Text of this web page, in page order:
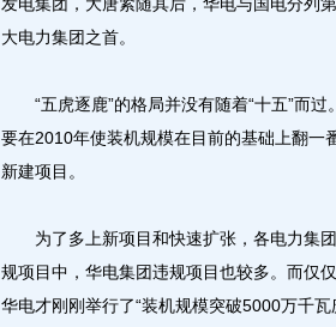
大电力集团之首。
“五虎逐鹿”的格局并没有随着“十五”而过
要在2010年使装机规模在目前的基础上翻一
新建项目。
为了多上新项目和快速扩张，各电力集团
规项目中，华电集团违规项目也较多。而仅
华电才刚刚举行了“装机规模突破5000万千瓦